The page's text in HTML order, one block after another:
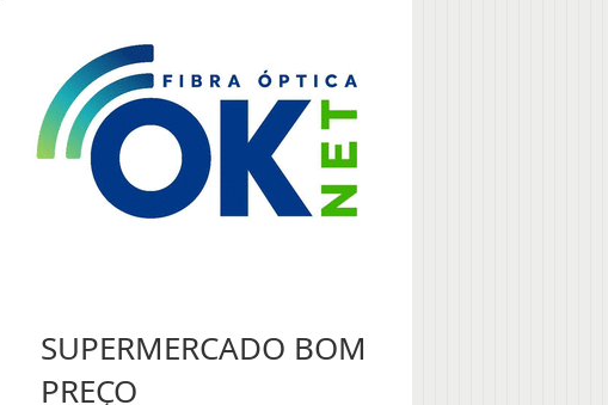
SUPERMERCADO BOM
PREÇO